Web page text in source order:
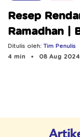
Resep
Ramadhan |
Ditulis oleh: Tim Penulis
4 min
08 Aug 2024